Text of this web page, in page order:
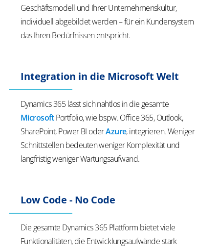
Geschäftsmodell und Ihrer Unternehmenskultur,
individuell abgebildet werden – für ein Kundensystem
das Ihren Bedürfnissen entspricht.
Integration in die Microsoft Welt
Dynamics 365 lässt sich nahtlos in die gesamte
MicrosoftPortfolio, wie bspw. Office 365, Outlook,
SharePoint, Power BI oderAzure, integrieren. Weniger
Schnittstellen bedeuten weniger Komplexität und
langfristig weniger Wartungsaufwand.
Low Code - No Code
Die gesamte Dynamics 365 Plattform bietet viele
Funktionalitäten, die Entwicklungsaufwände stark